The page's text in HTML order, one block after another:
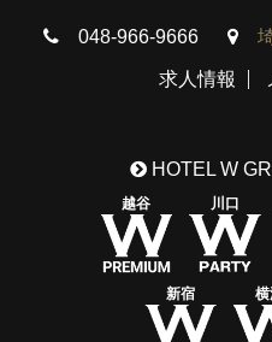
048-966-9666
求人情報
HOTEL W
越谷 川口
新宿